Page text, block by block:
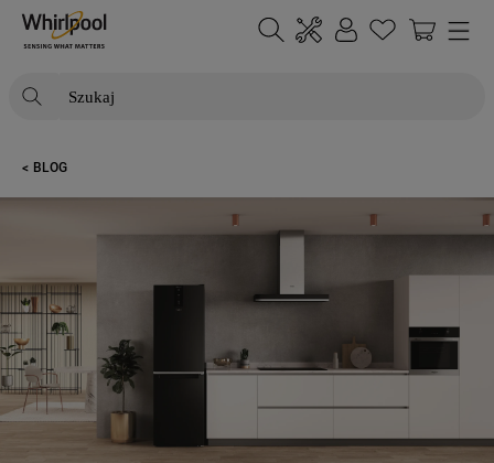
Szukaj
BLOG
4.
pralka
5.
piekarnik
płyta indukcyjna
7.
lodówka do zabudowy
kuchenka mikrofalowa